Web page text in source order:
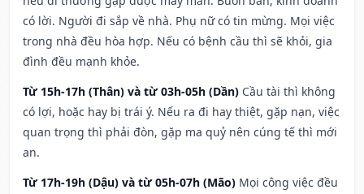
có lời. Người đi sắp về nhà. Phụ nữ có tin mừng. Mọi việc
trong nhà đều hòa hợp. Nếu có bệnh cầu thì sẽ khỏi, gia
đình đều mạnh khỏe.
Từ 15h-17h (Thân) và từ 03h-05h (Dần) Cầu tài thì không
có lợi, hoặc hay bị trái ý. Nếu ra đi hay thiệt, gặp nạn, việc
quan trọng thì phải đòn, gặp ma quỷ nên cúng tế thì mới
an.
Từ 17h-19h (Dậu) và từ 05h-07h (Mão) Mọi công việc đều